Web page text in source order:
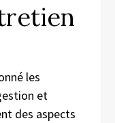
les
et
des aspects